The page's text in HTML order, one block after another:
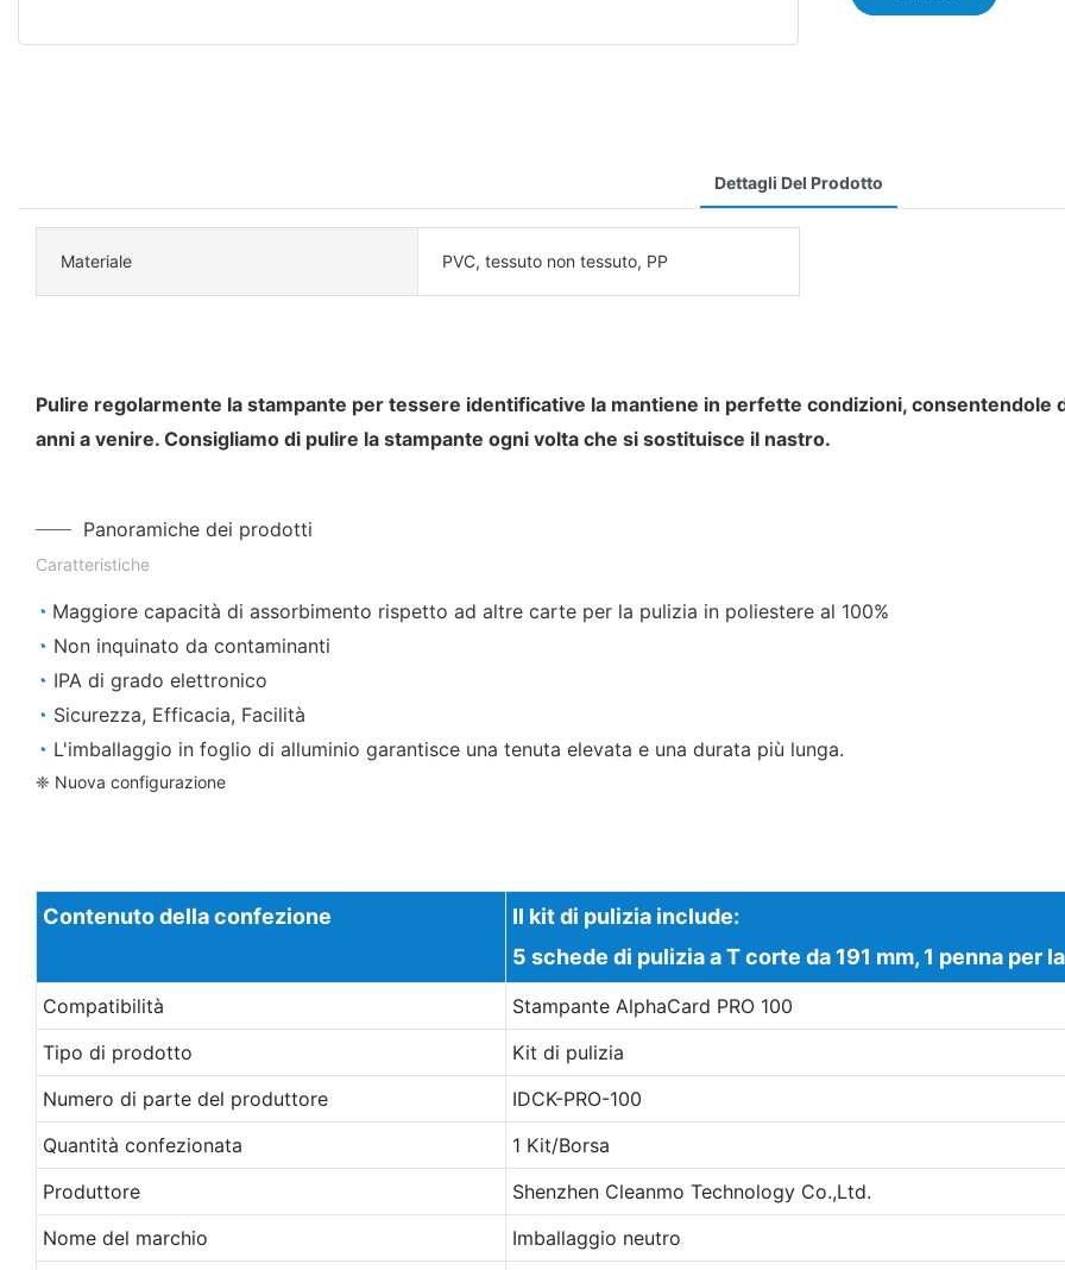
Dettagli Del Prodotto
Materiale PVC, tessuto non tessuto, PP
Pulire regolarmente la stampante per tessere identificative la mantiene in perfette condizioni, consentendole
anni a venire. Consigliamo di pulire la stampante ogni volta che si sostituisce il nastro.
Panoramiche dei prodotti
Caratteristiche
◔ Maggiore capacità di assorbimento rispetto ad altre carte per la pulizia in poliestere al 100%
◔ Non inquinato da contaminanti
◔ IPA di grado elettronico
◔ Sicurezza, Efficacia, Facilità
◔ L'imballaggio in foglio di alluminio garantisce una tenuta elevata e una durata più lunga.
❈ Nuova configurazione
Contenuto della confezione
Il kit di pulizia include:
5 schede di pulizia a T corte da 191 mm, 1 penna per
Compatibilità
Stampante AlphaCard PRO 100
Tipo di prodotto
Kit di pulizia
Numero di parte del produttore
IDCK-PRO-100
Quantità confezionata
1 Kit/Borsa
Produttore
Shenzhen Cleanmo Technology Co.,Ltd.
Nome del marchio
Imballaggio neutro